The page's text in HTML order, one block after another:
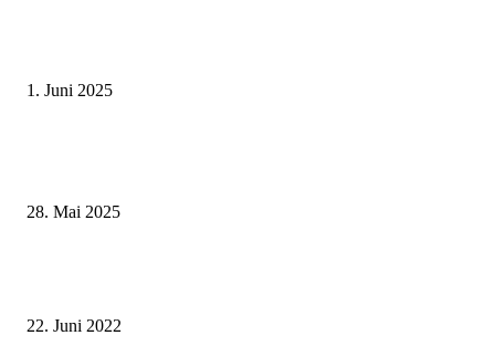
1. Juni 2025
28. Mai 2025
22. Juni 2022